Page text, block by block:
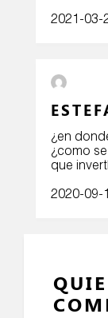
2021-03-
¿en
¿como
que
2020-09-